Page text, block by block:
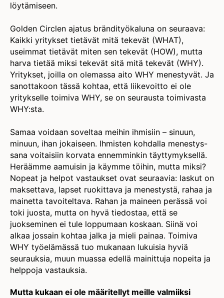
löytämiseen.
Golden Circlen ajatus brändityökaluna on seuraava:
Kaikki yritykset tietävät mitä tekevät (WHAT),
useimmat tietävät miten sen tekevät (HOW), mutta
harva tietää miksi tekevät sitä mitä tekevät (WHY).
Yritykset, joilla on olemassa aito WHY menestyvät. Ja
sanottakoon tässä kohtaa, että liikevoitto ei ole
yritykselle toimiva WHY, se on seurausta toimivasta
WHY:sta.
Samaa voidaan soveltaa meihin ihmisiin – sinuun,
minuun, ihan jokaiseen. Ihmisten kohdalla menestys-
sana voitaisiin korvata ennemminkin täyttymyksellä.
Heräämme aamuisin ja käymme töihin, mutta miksi?
Nopeat ja helpot vastaukset ovat seuraavia: laskut on
maksettava, lapset ruokittava ja menestystä, rahaa ja
mainetta tavoiteltava. Rahan ja maineen perässä voi
toki juosta, mutta on hyvä tiedostaa, että se
juokseminen ei tule loppumaan koskaan. Siinä voi
alkaa jossain kohtaa jalka ja mieli painaa. Toimiva
WHY työelämässä tuo mukanaan lukuisia hyviä
seurauksia, muun muassa edellä mainittuja nopeita ja
helppoja vastauksia.
Mutta kukaan ei ole määritellyt meille valmiiksi